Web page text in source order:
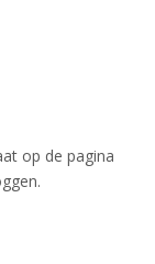
op de pagina